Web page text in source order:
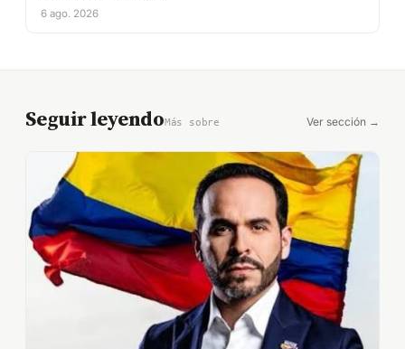
6 ago. 2026
Seguir leyendoMás sobre Ver sección →